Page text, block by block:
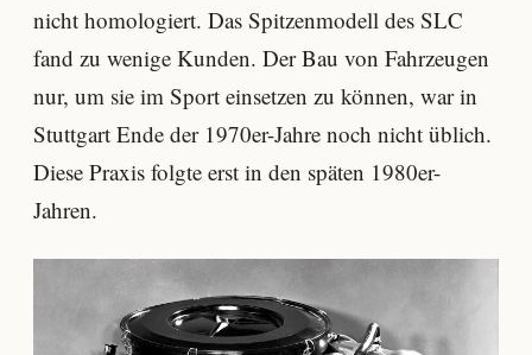
nicht homologiert. Das Spitzenmodell des SLC
fand zu wenige Kunden. Der Bau von Fahrzeugen
nur, um sie im Sport einsetzen zu können, war in
Stuttgart Ende der 1970er-Jahre noch nicht üblich.
Diese Praxis folgte erst in den späten 1980er-
Jahren.